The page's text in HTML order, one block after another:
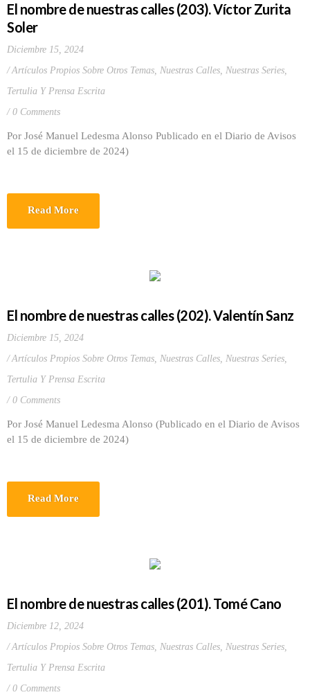
El nombre de nuestras calles (203). Víctor Zurita
Soler
Diciembre 15, 2024
Artículos Propios Sobre Otros Temas, Nuestras Calles, Nuestras Series,
Tertulia Y Prensa Escrita
0 Comments
Por José Manuel Ledesma Alonso Publicado en el Diario de Avisos
el 15 de diciembre de 2024)
Read More
El nombre de nuestras calles (202). Valentín Sanz
Diciembre 15, 2024
Artículos Propios Sobre Otros Temas, Nuestras Calles, Nuestras Series,
Tertulia Y Prensa Escrita
0 Comments
Por José Manuel Ledesma Alonso (Publicado en el Diario de Avisos
el 15 de diciembre de 2024)
Read More
El nombre de nuestras calles (201). Tomé Cano
Diciembre 12, 2024
Artículos Propios Sobre Otros Temas, Nuestras Calles, Nuestras Series,
Tertulia Y Prensa Escrita
0 Comments